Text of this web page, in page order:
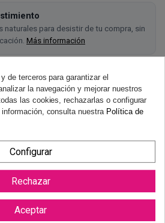
naturales para desistir de tu compra, sin
Más información
de terceros para garantizar el
la navegación y mejorar nuestros
las cookies, rechazarlas o configurar
consulta nuestra Política de
Configurar
Rechazar
Aceptar